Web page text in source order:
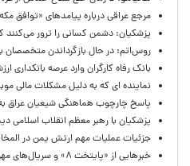
مرجع عراقی درباره پیامدهای «توافق
پزشکیان: دشمن کسانی را ترور
روس‌اتم: در حال بازگرداندن متخصصان
بانک رفاه کارگران وارد عرصه
نماینده ای که به دلیل مشکلات مالی
پاسخ چارچوب هماهنگی شیعیان عراق
پزشکیان با رهبر معظم انقلاب اسلامی
جزئیات عملیات مهم ارتش یمن در
خبرهایی از «پایتخت ۸» و سریال‌های مهران مدیری و سعید آقاخانی